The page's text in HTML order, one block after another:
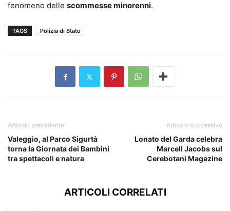
fenomeno delle scommesse minorenni.
TAGS Polizia di Stato
Articolo precedente
Valeggio, al Parco Sigurtà
torna la Giornata dei Bambini
tra spettacoli e natura
Articolo successivo
Lonato del Garda celebra
Marcell Jacobs sul
Cerebotani Magazine
ARTICOLI CORRELATI